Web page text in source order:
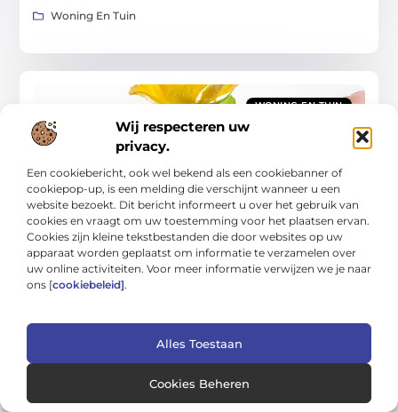
Wij respecteren uw
privacy.
Een cookiebericht, ook wel bekend als een cookiebanner of
cookiepop-up, is een melding die verschijnt wanneer u een
website bezoekt. Dit bericht informeert u over het gebruik van
cookies en vraagt om uw toestemming voor het plaatsen ervan.
Cookies zijn kleine tekstbestanden die door websites op uw
apparaat worden geplaatst om informatie te verzamelen over
uw online activiteiten. Voor meer informatie verwijzen we je naar
ons [cookiebeleid].
Alles Toestaan
Cookies Beheren
Woning En Tuin
WONING EN TUIN
Gids & checklist voor onderhoud, styling en
groen
In deze gids leer je hoe je je huis en tuin praktisch onderhoudt,
slim stylet en duurzaam vergroent—zonder ingewikkeld
gedoe. We combineren een helder stappenplan
WONING EN TUIN